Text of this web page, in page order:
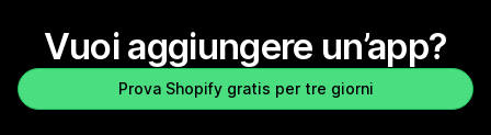
Vuoi aggiungere un’app?
Prova Shopify gratis per tre giorni